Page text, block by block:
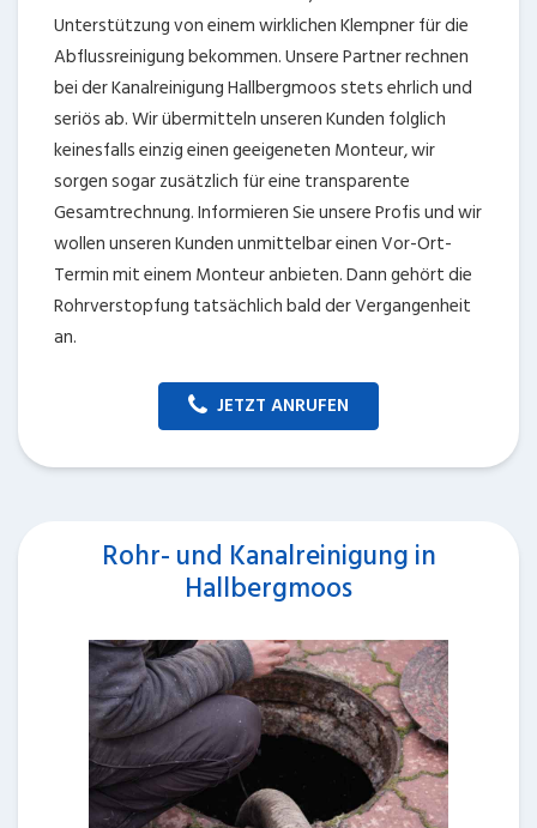
Unterstützung von einem wirklichen Klempner für die
Abflussreinigung bekommen. Unsere Partner rechnen
bei der Kanalreinigung Hallbergmoos stets ehrlich und
seriös ab. Wir übermitteln unseren Kunden folglich
keinesfalls einzig einen geeigeneten Monteur, wir
sorgen sogar zusätzlich für eine transparente
Gesamtrechnung. Informieren Sie unsere Profis und wir
wollen unseren Kunden unmittelbar einen Vor-Ort-
Termin mit einem Monteur anbieten. Dann gehört die
Rohrverstopfung tatsächlich bald der Vergangenheit
an.
JETZT ANRUFEN
Rohr- und Kanalreinigung in
Hallbergmoos